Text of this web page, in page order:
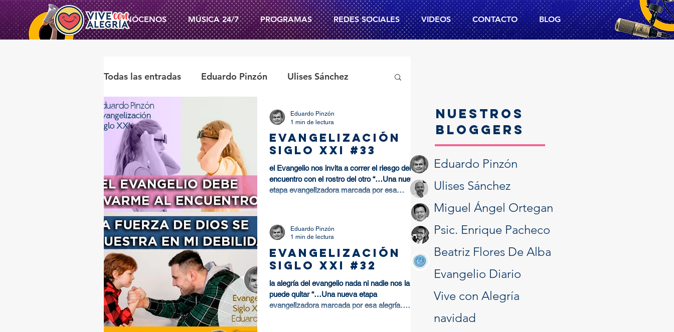
CONÓCENOS MÚSICA 24/7 PROGRAMAS REDES SOCIALES VIDEOS CONTACTO BLOG
Todas las entradas Eduardo Pinzón Ulises Sánchez
Miguel Ángel Ortegan Psic. Enrique Pacheco
Beatriz Flores De Alba Evangelio Diario
Vive con Alegría navidad Cuaresma
EVANGELIZACIÓN
SIGLO XXI #33
el Evangelio nos invita a correr el riesgo del
encuentro con el rostro del otro “…Una nueva
etapa evangelizadora marcada por esa
Eduardo Pinzón
1 min de lectura
EVANGELIZACIÓN
SIGLO XXI #32
la alegría del evangelio nada ni nadie nos la
puede quitar “…Una nueva etapa
evangelizadora marcada por esa alegría…
Eduardo Pinzón
1 min de lectura
NUESTROS
BLOGGERS
Eduardo Pinzón
Ulises Sánchez
Miguel Ángel Ortegan
Psic. Enrique Pacheco
Beatriz Flores De Alba
Evangelio Diario
Vive con Alegría
navidad